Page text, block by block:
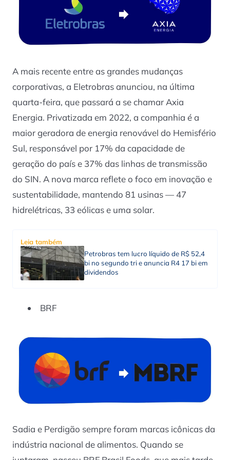
A mais recente entre as grandes mudanças
corporativas, a Eletrobras anunciou, na última
quarta-feira, que passará a se chamar Axia
Energia. Privatizada em 2022, a companhia é a
maior geradora de energia renovável do Hemisfério
Sul, responsável por 17% da capacidade de
geração do país e 37% das linhas de transmissão
do SIN. A nova marca reflete o foco em inovação e
sustentabilidade, mantendo 81 usinas — 47
hidrelétricas, 33 eólicas e uma solar.
Leia também
Petrobras tem lucro líquido de R$ 52,4
bi no segundo tri e anuncia R4 17 bi em
dividendos
BRF
Sadia e Perdigão sempre foram marcas icônicas da
indústria nacional de alimentos. Quando se